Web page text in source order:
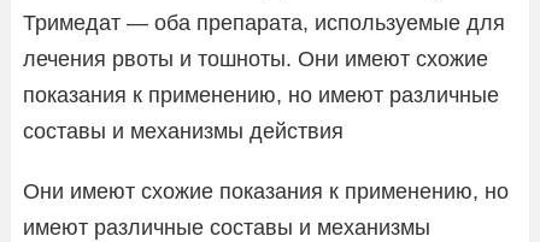
Тримедат — оба препарата, используемые для
лечения рвоты и тошноты. Они имеют схожие
показания к применению, но имеют различные
составы и механизмы действия
Они имеют схожие показания к применению, но
имеют различные составы и механизмы